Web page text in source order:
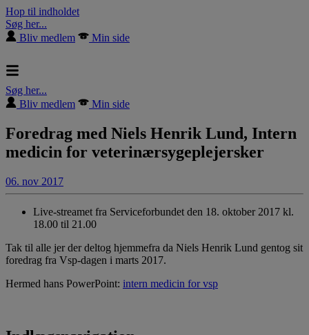
Hop til indholdet
Søg her...
Bliv medlem
Min side
Søg her...
Bliv medlem
Min side
Foredrag med Niels Henrik Lund, Intern
medicin for veterinærsygeplejersker
06. nov 2017
Live-streamet fra Serviceforbundet den 18. oktober 2017 kl.
18.00 til 21.00
Tak til alle jer der deltog hjemmefra da Niels Henrik Lund gentog sit
foredrag fra Vsp-dagen i marts 2017.
Hermed hans PowerPoint: intern medicin for vsp